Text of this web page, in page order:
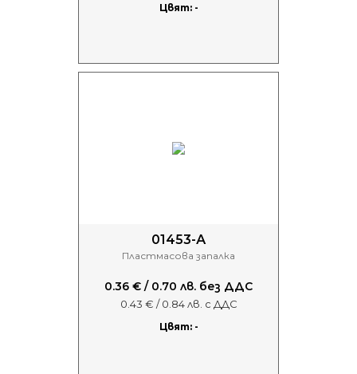
Цвят: -
01453-А
Пластмасова запалка
0.36 € / 0.70 лв. без ДДС
0.43 € / 0.84 лв. с ДДС
Цвят: -